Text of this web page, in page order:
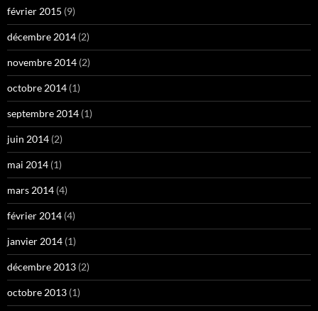
février 2015 (9)
décembre 2014 (2)
novembre 2014 (2)
octobre 2014 (1)
septembre 2014 (1)
juin 2014 (2)
mai 2014 (1)
mars 2014 (4)
février 2014 (4)
janvier 2014 (1)
décembre 2013 (2)
octobre 2013 (1)